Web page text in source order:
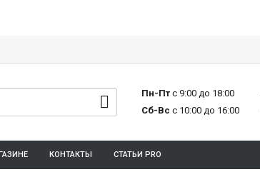
Пн-Птс 9:00 до 18:00
Сб-Вс с 10:00 до 16:00
КОНТАКТЫ СТАТЬИ PRO